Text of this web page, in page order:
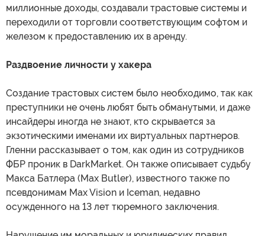
миллионные доходы, создавали трастовые системы и
переходили от торговли соответствующим софтом и
железом к предоставлению их в аренду.
Раздвоение личности у хакера
Создание трастовых систем было необходимо, так как
преступники не очень любят быть обманутыми, и даже
инсайдеры иногда не знают, кто скрывается за
экзотическими именами их виртуальных партнеров.
Гленни рассказывает о том, как один из сотрудников
ФБР проник в DarkMarket. Он также описывает судьбу
Макса Батлера (Max Butler), известного также по
псевдонимам Max Vision и Iceman, недавно
осужденного на 13 лет тюремного заключения.